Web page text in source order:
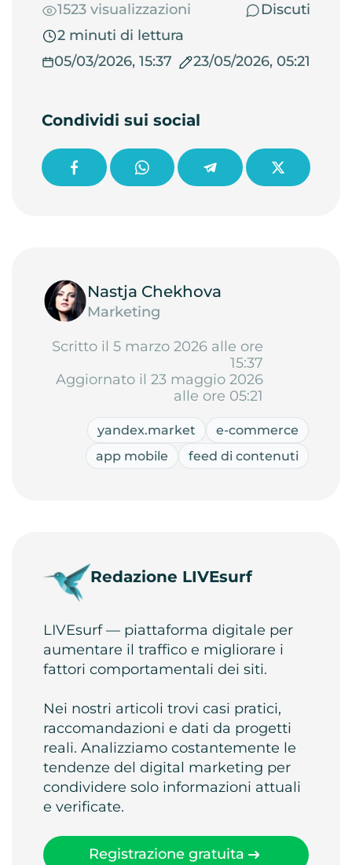
1523 visualizzazioni
Discuti
2 minuti di lettura
05/03/2026, 15:37
23/05/2026, 05:21
Condividi sui social
Nastja Chekhova
Marketing
Scritto il 5 marzo 2026 alle ore
15:37
Aggiornato il 23 maggio 2026
alle ore 05:21
yandex.market
e-commerce
app mobile
feed di contenuti
Redazione LIVEsurf
LIVEsurf — piattaforma digitale per
aumentare il traffico e migliorare i
fattori comportamentali dei siti.
Nei nostri articoli trovi casi pratici,
raccomandazioni e dati da progetti
reali. Analizziamo costantemente le
tendenze del digital marketing per
condividere solo informazioni attuali
e verificate.
Registrazione gratuita